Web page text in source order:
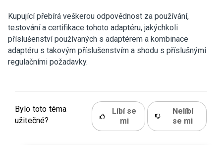
Kupující přebírá veškerou odpovědnost za používání,
testování a certifikace tohoto adaptéru, jakýchkoli
příslušenství používaných s adaptérem a kombinace
adaptéru s takovým příslušenstvím a shodu s příslušnými
regulačními požadavky.
Bylo toto téma
užitečné?
Líbí se
mi
Nelíbí
se mi